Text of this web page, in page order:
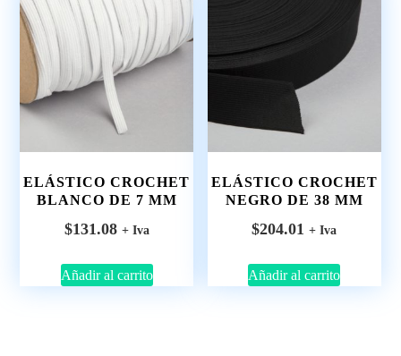
ELÁSTICO CROCHET
BLANCO DE 7 MM
$131.08 + Iva
Añadir al carrito
ELÁSTICO CROCHET
NEGRO DE 38 MM
$204.01 + Iva
Añadir al carrito